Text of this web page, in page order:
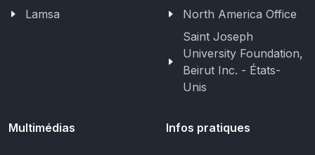
Lamsa
North America Office
Saint Joseph
University Foundation,
Beirut Inc. - États-
Unis
Multimédias Infos pratiques